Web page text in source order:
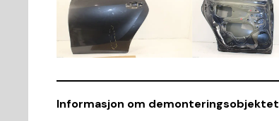
Informasjon om demonteringsobjektet